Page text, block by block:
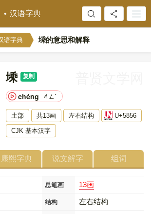
汉语字典
语字典 塖的意思和解释
塖 复制
chéng ㄔㄥˊ
土部 共13画 左右结构 U+5856
CJK 基本汉字
康熙字典 说文解字 组词
总笔画 13画
结构 左右结构